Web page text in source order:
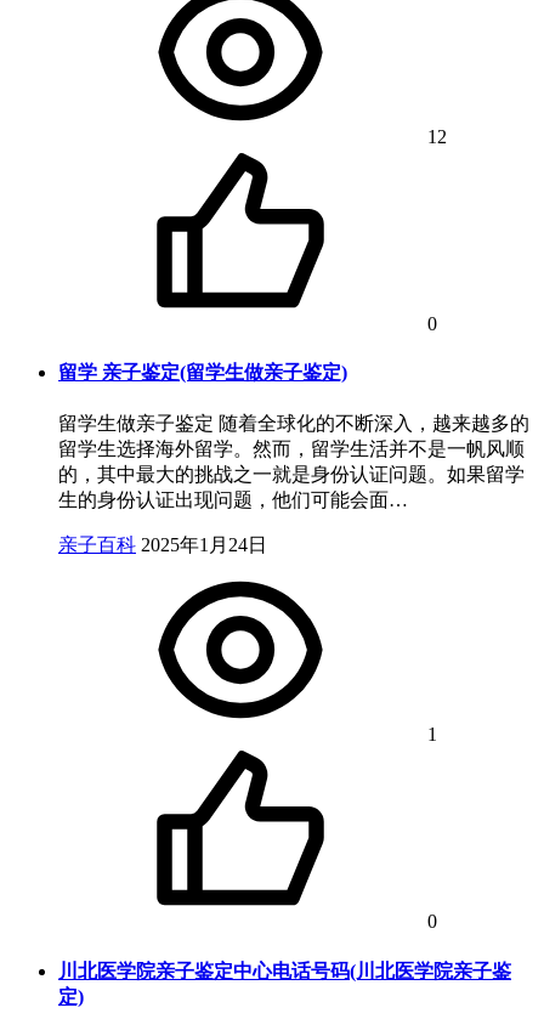
12
0
留学 亲子鉴定(留学生做亲子鉴定)
留学生做亲子鉴定 随着全球化的不断深入，越来越多的
留学生选择海外留学。然而，留学生活并不是一帆风顺
的，其中最大的挑战之一就是身份认证问题。如果留学
生的身份认证出现问题，他们可能会面…
亲子百科 2025年1月24日
1
0
川北医学院亲子鉴定中心电话号码(川北医学院亲子鉴
定)